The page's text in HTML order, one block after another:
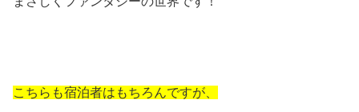
こちらも宿泊者はもちろんですが、